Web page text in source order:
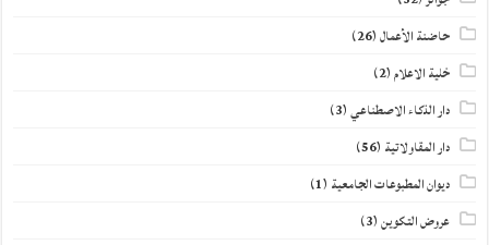
حاضنة الأعمال(26)
خلية الاعلام(2)
دار الذكاء الاصطناعي(3)
دار المقاولاتية (56)
ديوان المطبوعات الجامعية (1)
عروض التكوين(3)